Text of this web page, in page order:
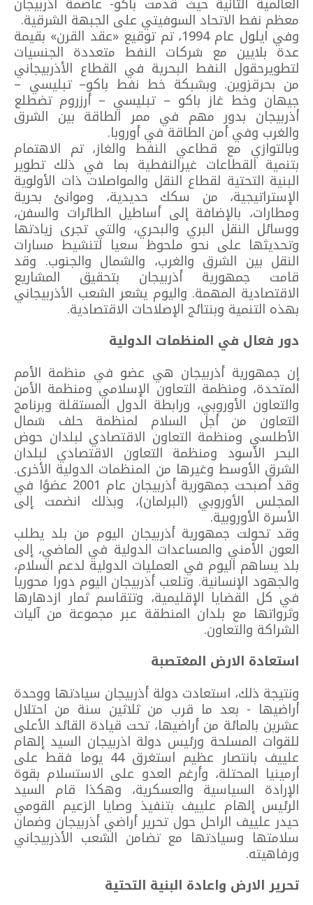
معظم نفط الاتحاد السوفيتي على الجبهة الشرقية.
وفي ايلول عام 1994، تم توقيع «عقد القرن» بقيمة
عدة بلايين مع شركات النفط متعددة الجنسيات
لتطويرحقول النفط البحرية في القطاع الأذربيجاني
من بحرقزوين. وبشبكة خط نفط باكو– تبليسي –
جيهان وخط غاز باكو – تبليسي – أرزروم تضطلع
أذربيجان بدور مهم في ممر الطاقة بين الشرق
والغرب وفي أمن الطاقة في أوروبا.
وبالتوازي مع قطاعي النفط والغاز، تم الاهتمام
بتنمية القطاعات غيرالنفطية بما في ذلك تطوير
البنية التحتية لقطاع النقل والمواصلات ذات الأولوية
الإستراتيجية، من سكك حديدية، وموانئ بحرية
ومطارات، بالإضافة إلى أساطيل الطائرات والسفن،
ووسائل النقل البري والبحري، والتي تجرى زيادتها
وتحديثها على نحو ملحوظ سعيا لتنشيط مسارات
النقل بين الشرق والغرب، والشمال والجنوب. وقد
قامت جمهورية أذربيجان بتحقيق المشاريع
الاقتصادية المهمة. واليوم يشعر الشعب الأذربيجاني
بهذه التنمية وبنتائج الإصلاحات الاقتصادية.
دور فعال في المنظمات الدولية
إن جمهورية أذربيجان هي عضو في منظمة الأمم
المتحدة، ومنظمة التعاون الإسلامي ومنظمة الأمن
والتعاون الأوروبي، ورابطة الدول المستقلة وبرنامج
التعاون من أجل السلام لمنظمة حلف شمال
الأطلسي ومنظمة التعاون الاقتصادي لبلدان حوض
البحر الأسود ومنظمة التعاون الاقتصادي لبلدان
الشرق الأوسط وغيرها من المنظمات الدولية الأخرى.
وقد أصبحت جمهورية أذربيجان عام 2001 عضوًا في
المجلس الأوروبي (البرلمان)، وبذلك انضمت إلى
الأسرة الأوروبية.
وقد تحولت جمهورية أذربيجان اليوم من بلد يطلب
العون الأمني والمساعدات الدولية في الماضي، إلى
بلد يساهم اليوم في العمليات الدولية لدعم السلام،
والجهود الإنسانية. وتلعب أذربيجان اليوم دورا محوريا
في كل القضايا الإقليمية، وتتقاسم ثمار ازدهارها
وثرواتها مع بلدان المنطقة عبر مجموعة من آليات
الشراكة والتعاون.
استعادة الارض المغتصبة
ونتيجة ذلك، استعادت دولة أذربيجان سيادتها ووحدة
أراضيها - بعد ما قرب من ثلاثين سنة من احتلال
عشرين بالمائة من أراضيها، تحت قيادة القائد الأعلى
للقوات المسلحة ورئيس دولة اذربيجان السيد إلهام
علييف بانتصار عظيم استغرق 44 يوما فقط على
أرمينيا المحتلة، وأرغم العدو على الاستسلام بقوة
الإرادة السياسية والعسكرية، وهكذا قام السيد
الرئيس إلهام علييف بتنفيذ وصايا الزعيم القومي
حيدر علييف الراحل حول تحرير أراضي أذربيجان وضمان
سلامتها وسيادتها مع تضامن الشعب الأذربيجاني
ورفاهيته.
تحرير الارض واعادة البنية التحتية